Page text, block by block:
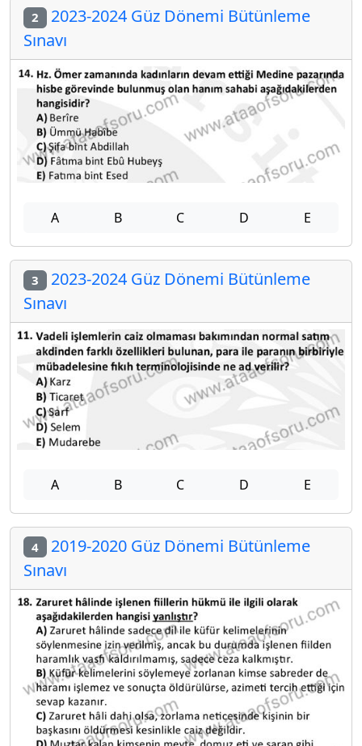
2 2023-2024 Güz Dönemi Bütünleme
Sınavı
A B C D E
3 2023-2024 Güz Dönemi Bütünleme
Sınavı
A B C D E
4 2019-2020 Güz Dönemi Bütünleme
Sınavı